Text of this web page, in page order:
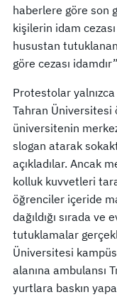
haberlere göre son
kişilerin idam
husustan
göre cezası idamdır”
Protestolar
Tahran Üniversitesi
üniversitenin
slogan atarak
açıkladılar. Ancak
kolluk kuvvetleri
öğrenciler içeride
dağıldığı sırada ve
tutuklamalar
Üniversitesi
alanına ambulansı
yurtlara baskın